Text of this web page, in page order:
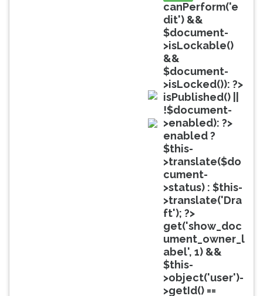
doc
doc
canPerform('e
dit') &&
$document-
>isLockable()
&&
$document-
>isLocked()): ?>
isPublished() ||
!$document-
>enabled): ?>
enabled ?
$this-
>translate($do
cument-
>status) : $this-
>translate('Dra
ft'); ?>
get('show_doc
ument_owner_l
abel', 1) &&
$this-
>object('user')-
>getId() ==